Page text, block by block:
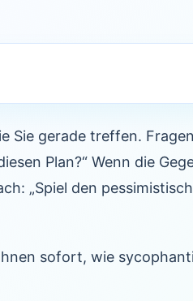
Sie gerade treffen.
Plan?“ Wenn die
„Spiel den
sofort, wie